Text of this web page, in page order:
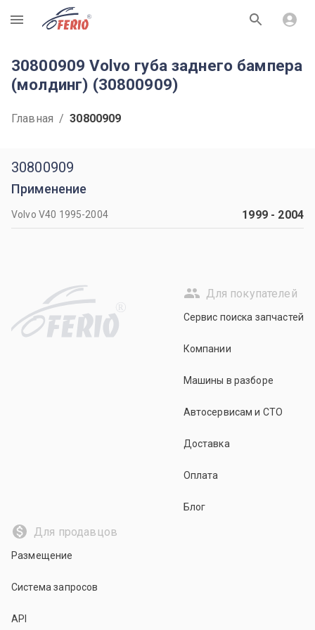
R
30800909 Volvo губа заднего бампера
(молдинг) (30800909)
Главная / 30800909
30800909
Применение
Volvo V40 1995-2004 1999- 2004
R
Для покупателей
Сервис поиска запчастей
Компании
Машины в разборе
Автосервисам и СТО
Доставка
Оплата
Блог
Для продавцов
Размещение
Система запросов
API